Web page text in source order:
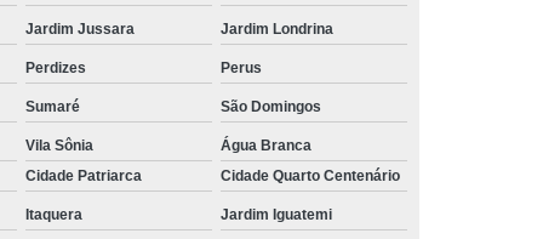
Frutas Processadas sob Forma de Salada
Break
Kit Lanche Corporativo
Kit Lanche para Empresas
Festa
Kit Lanche Personalizado
Kit Lanches
Frutas Cortadas em Pote
Frutas no Pote
Frutas no Pote para Vender
Jardim Jussara Jardim Londrina
Perdizes Perus
Sumaré São Domingos
Vila Sônia
Água Branca
Cidade Patriarca Cidade Quarto Centenário
Itaquera Jardim Iguatemi